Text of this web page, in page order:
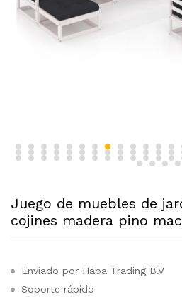
Juego de muebles de
cojines madera pino
Enviado por Haba Trading B.V
Soporte rápido